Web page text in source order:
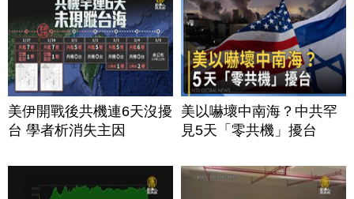
美伊開戰後共機連6天沒擾
台 學者析消失主因
美以嚇壞中南海？中共罕
見5天「零共機」擾台